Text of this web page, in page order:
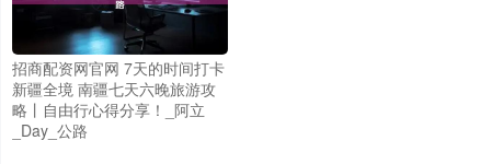
招商配资网官网 7天的时间打卡
新疆全境 南疆七天六晚旅游攻
略丨自由行心得分享！_阿立
_Day_公路